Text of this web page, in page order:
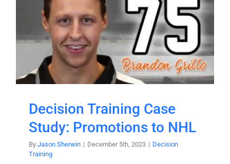
Decision Training Case
Study: Promotions to NHL
By Jason Sherwin | December 5th, 2023 | Decision
Training